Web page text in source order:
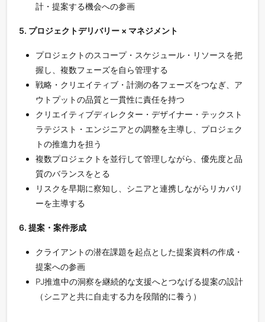
計・提案する機会への参画
5. プロジェクトデリバリー × マネジメント
プロジェクトのスコープ・スケジュール・リソースを把
握し、複数フェーズを自ら管理する
戦略・クリエイティブ・計測の各フェーズをつなぎ、ア
ウトプットの品質と一貫性に責任を持つ
クリエイティブディレクター・デザイナー・テックスト
ラテジスト・エンジニアとの調整を主導し、プロジェク
トの推進力を担う
複数プロジェクトを並行して管理しながら、優先度と品
質のバランスをとる
リスクを早期に察知し、シニアと連携しながらリカバリ
ーを主導する
6. 提案・案件形成
クライアントの潜在課題を起点とした提案資料の作成・
提案への参画
PJ推進中の洞察を継続的な支援へとつなげる提案の設計
（シニアと共に自走する力を段階的に養う）